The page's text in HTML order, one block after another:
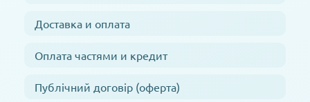
Доставка и оплата
Оплата частями и кредит
Публічний договір (оферта)